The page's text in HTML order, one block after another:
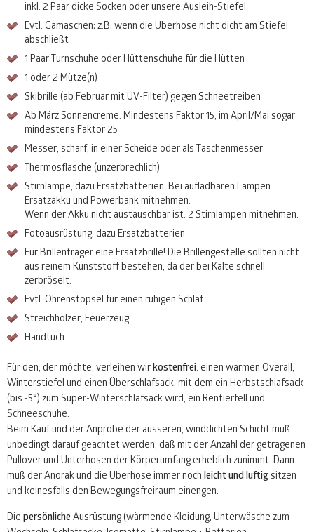
inkl. 2 Paar dicke Socken oder unsere Ausleih-Stiefel
Evtl. Gamaschen; z.B. wenn die Überhose nicht dicht am Stiefel
abschließt
1 Paar Turnschuhe oder Hüttenschuhe für die Hütten
1 oder 2 Mütze(n)
Skibrille (ab Februar mit UV-Filter) gegen Schneetreiben
Ab März Sonnencreme. Mindestens Faktor 15, im April/Mai sogar
mindestens Faktor 25
Messer, scharf, in einer Scheide oder als Taschenmesser
Thermosflasche (unzerbrechlich)
Stirnlampe, dazu Ersatzbatterien. Bei aufladbaren Lampen:
Ersatzakku und Powerbank mitnehmen.
Wenn der Akku nicht austauschbar ist: 2 Stirnlampen mitnehmen.
Fotoausrüstung, dazu Ersatzbatterien
Für Brillenträger eine Ersatzbrille! Die Brillengestelle sollten nicht
aus reinem Kunststoff bestehen, da der bei Kälte schnell
zerbröselt.
Evtl. Ohrenstöpsel für einen ruhigen Schlaf
Streichhölzer, Feuerzeug
Handtuch
Für den, der möchte, verleihen wir kostenfrei: einen warmen Overall,
Winterstiefel und einen Überschlafsack, mit dem ein Herbstschlafsack
(bis -5°) zum Super-Winterschlafsack wird, ein Rentierfell und
Schneeschuhe.
Beim Kauf und der Anprobe der äusseren, winddichten Schicht muß
unbedingt darauf geachtet werden, daß mit der Anzahl der getragenen
Pullover und Unterhosen der Körperumfang erheblich zunimmt. Dann
muß der Anorak und die Überhose immer noch leicht und luftigsitzen
und keinesfalls den Bewegungsfreiraum einengen.
Die persönliche Ausrüstung (wärmende Kleidung, Unterwäsche zum